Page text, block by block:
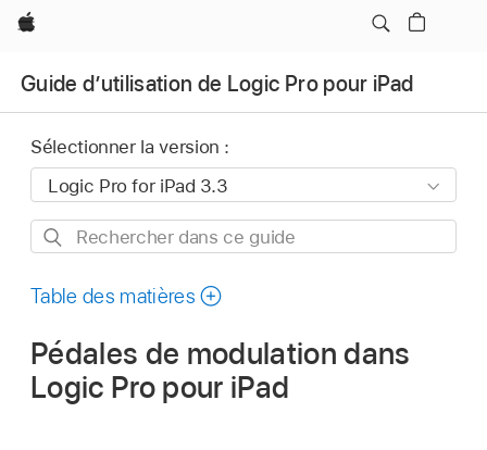
Apple
Guide d’utilisation de Logic Pro pour iPad
Sélectionner la version :
Rechercher
ce
Table des matières
Pédales de modulation dans
Logic Pro pour iPad